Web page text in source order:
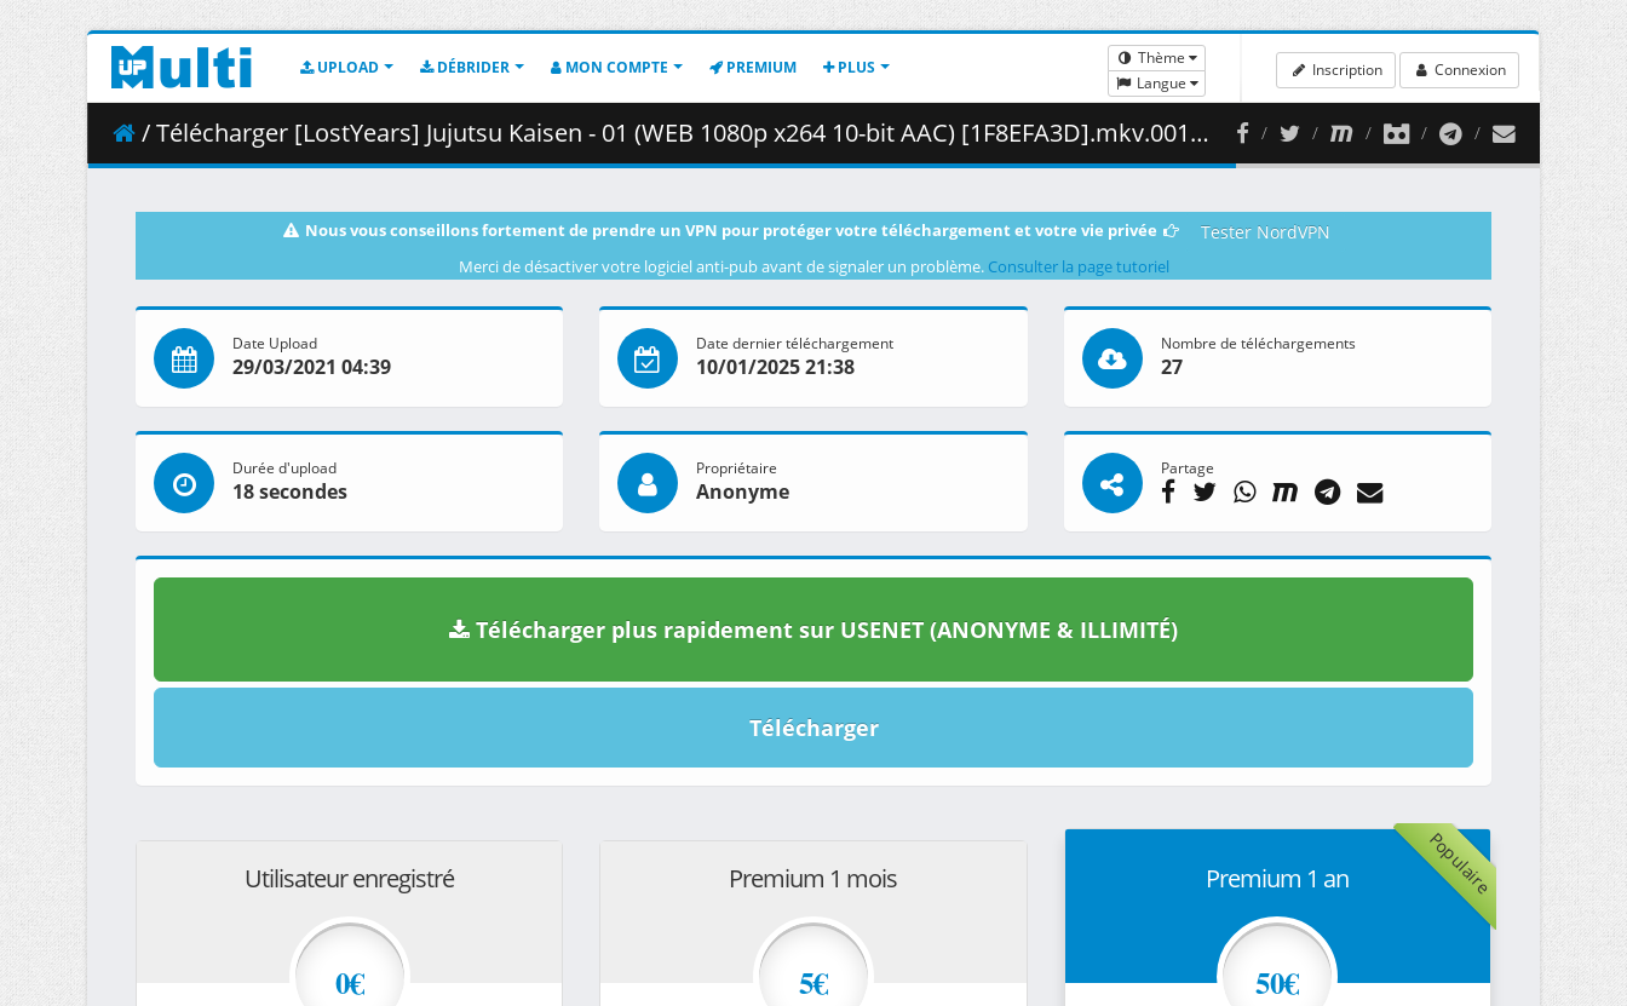
UPLOAD DÉBRIDER MON COMPTE PREMIUM PLUS
Thème
Langue
Inscription Connexion
/ Télécharger [LostYears] Jujutsu Kaisen - 01 (WEB 1080p x264 10-bit AAC) [1F8EFA3D].mkv.001 ( 450.04 MB )
Nous vous conseillons fortement de prendre un VPN pour protéger votre téléchargement et votre vie privée Tester NordVPN
Merci de désactiver votre logiciel anti-pub avant de signaler un problème. Consulter la page tutoriel
Date Upload
29/03/2021 04:39
Date dernier téléchargement
10/01/2025 21:38
Nombre de téléchargements
27
Durée d'upload
18 secondes
Propriétaire
Anonyme
Partage
Télécharger plus rapidement sur USENET (ANONYME & ILLIMITÉ)
Télécharger
Utilisateur enregistré
0€
Premium 1 mois
5€
Populaire
Premium 1 an
50€